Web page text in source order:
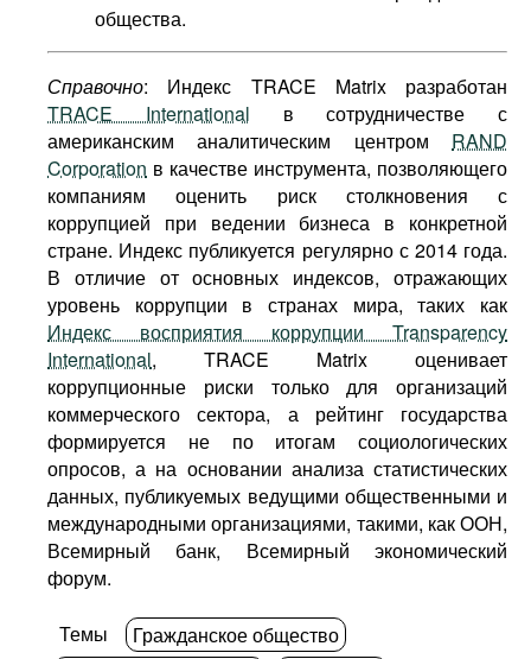
общества.
Справочно: Индекс TRACE Matrix разработан
TRACE International в сотрудничестве с
американским аналитическим центром RAND
Corporation в качестве инструмента, позволяющего
компаниям оценить риск столкновения с
коррупцией при ведении бизнеса в конкретной
стране. Индекс публикуется регулярно с 2014 года.
В отличие от основных индексов, отражающих
уровень коррупции в странах мира, таких как
Индекс восприятия коррупции Transparency
International, TRACE Matrix оценивает
коррупционные риски только для организаций
коммерческого сектора, а рейтинг государства
формируется не по итогам социологических
опросов, а на основании анализа статистических
данных, публикуемых ведущими общественными и
международными организациями, такими, как ООН,
Всемирный банк, Всемирный экономический
форум.
Темы
Гражданское общество